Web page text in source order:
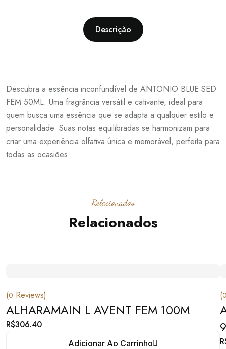
Descrição
Descubra a essência inconfundível de ANTONIO BLUE SED
FEM 50ML. Uma fragrância versátil e cativante, ideal para
quem busca uma essência que se adapta a qualquer estilo e
personalidade. Suas notas equilibradas se harmonizam para
criar uma experiência olfativa única e memorável, perfeita para
todas as ocasiões.
Relacionados
Relacionados
(0 Reviews)
ALHARAMAIN L AVENT FEM 100M
R$306.40
Adicionar Ao Carrinho
(